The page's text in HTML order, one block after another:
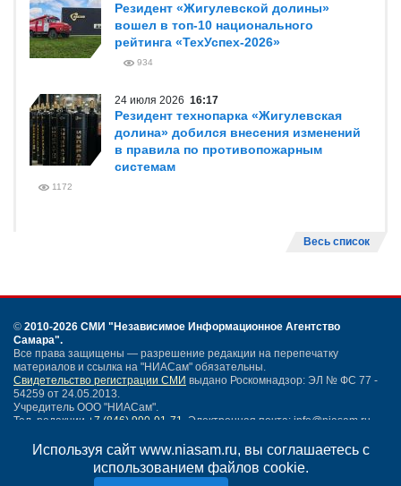
Используя сайт www.niasam.ru, вы соглашаетесь с
использованием файлов cookie.
Резидент «Жигулевской долины»
вошел в топ-10 национального
рейтинга «ТехУспех-2026»
934
24 июля 2026 16:17
Резидент технопарка «Жигулевская
долина» добился внесения изменений
в правила по противопожарным
системам
1172
Весь список
© 2010-2026 СМИ "Независимое Информационное Агентство
Самара".
Все права защищены — разрешение редакции на перепечатку
материалов и ссылка на "НИАСам" обязательны.
Свидетельство регистрации СМИ выдано Роскомнадзор: ЭЛ № ФС 77 -
54259 от 24.05.2013.
Учредитель ООО "НИАСам".
Тел. редакции +7 (846) 990-91-71. Электронная почта: info@niasam.ru
Написать письмо